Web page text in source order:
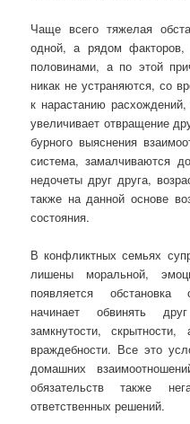
Чаще всего тяжелая
одной, а рядом факторов,
половинами, а по этой
никак не устраняются, со
к нарастанию
увеличивает отвращение
бурного выяснения
система, замалчиваются
недочеты друг друга,
также на данной основе
состояния.
В конфликтных семьях
лишены моральной,
появляется
начинает обвинять
замкнутости,
враждебности. Все это
домашних
обязательств также
ответственных решений.